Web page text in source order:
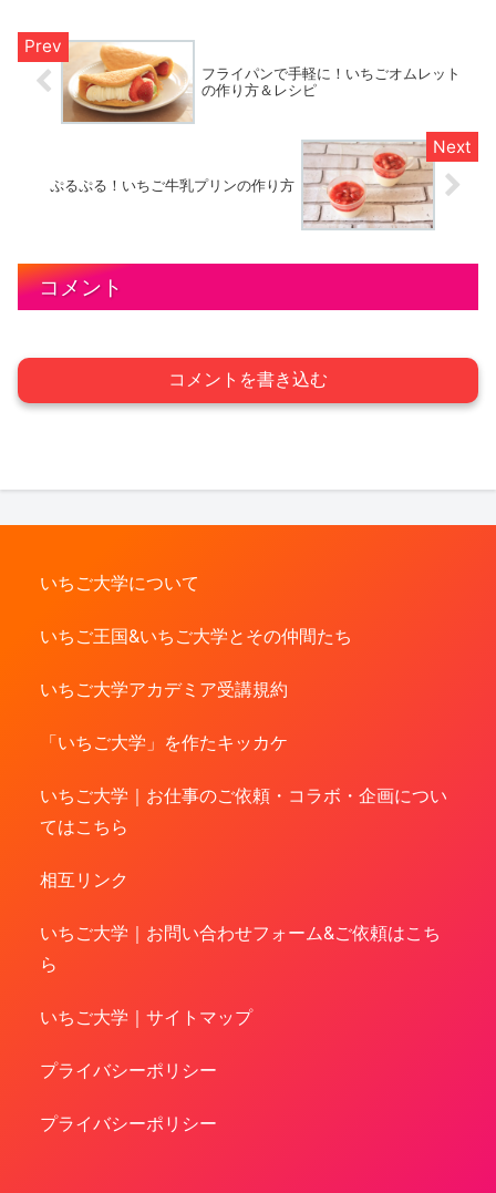
フライパンで手軽に！いちごオムレット
の作り方＆レシピ
ぷるぷる！いちご牛乳プリンの作り方
コメント
コメントを書き込む
いちご大学について
いちご王国&いちご大学とその仲間たち
いちご大学アカデミア受講規約
「いちご大学」を作たキッカケ
いちご大学｜お仕事のご依頼・コラボ・企画につい
てはこちら
相互リンク
いちご大学｜お問い合わせフォーム&ご依頼はこち
ら
いちご大学｜サイトマップ
プライバシーポリシー
プライバシーポリシー